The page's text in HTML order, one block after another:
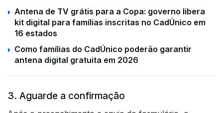
Antena de TV grátis para a Copa: governo libera
kit digital para famílias inscritas no CadÚnico em
16 estados
Como famílias do CadÚnico poderão garantir
antena digital gratuita em 2026
3. Aguarde a confirmação